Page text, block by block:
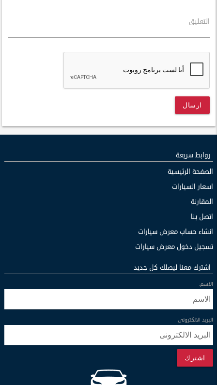
التعليق
ارسال
روابط سريعة
الصفحة الرئيسية
اسعار السيارات
المقارنة
اتصل بنا
انشاء حساب معرض سيارات
تسجيل دخول معرض سيارات
اشترك معنا ليصلك كل جديد
الاسم:
البريد الالكترونى:
اشترك